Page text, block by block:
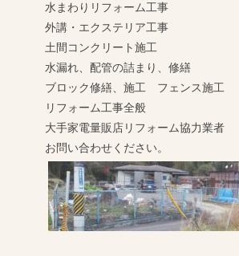
水まわりリフォーム工事
外講・エクステリア工事
土間コンクリート施工
水漏れ、配管の詰まり、修繕
ブロック修繕、施工 フェンス施工
リフォーム工事全般
大手家電量販店リフォーム協力業者
お問い合わせください。